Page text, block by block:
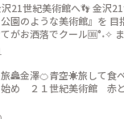
21世紀美術館へ👣 金沢
園のような美術館』を 目
がお洒落でクール🆒°˖✧
性』を鑑賞。 現代アー
点を当てて、文字が持つ可
像など 様々な形式の作品
関して多角的な視点から見
んだ！と とても興味深か
Living road, Living
🏯金澤🍊青空☀️旅して食
始め ２１世紀美術館 赤